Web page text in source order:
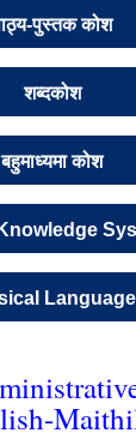
पुस्तक कोश
शब्दकोश
बहुमाध्यमा कोश